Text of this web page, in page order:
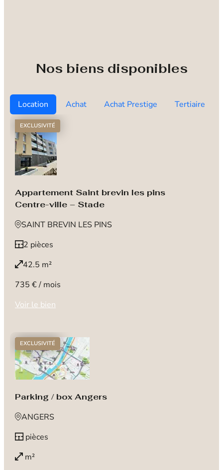
Nos biens disponibles
Location Achat Achat Prestige Tertiaire
EXCLUSIVITÉ
Appartement Saint brevin les pins
Centre-ville – Stade
SAINT BREVIN LES PINS
2 pièces
42.5 m²
735 € / mois
Voir le bien
EXCLUSIVITÉ
Parking / box Angers
ANGERS
pièces
m²